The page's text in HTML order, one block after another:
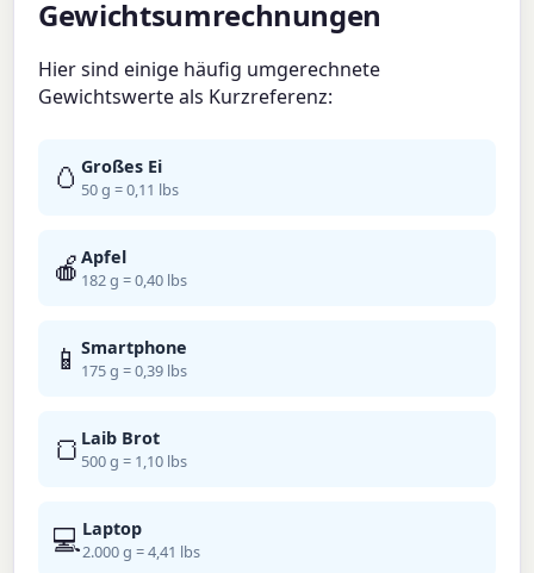
Gewichtsumrechnungen
Hier sind einige häufig umgerechnete
Gewichtswerte als Kurzreferenz:
🥚Großes Ei
50 g = 0,11 lbs
🍎Apfel
182 g = 0,40 lbs
📱Smartphone
175 g = 0,39 lbs
🍞 Laib Brot
500 g = 1,10 lbs
💻Laptop
2.000 g = 4,41 lbs